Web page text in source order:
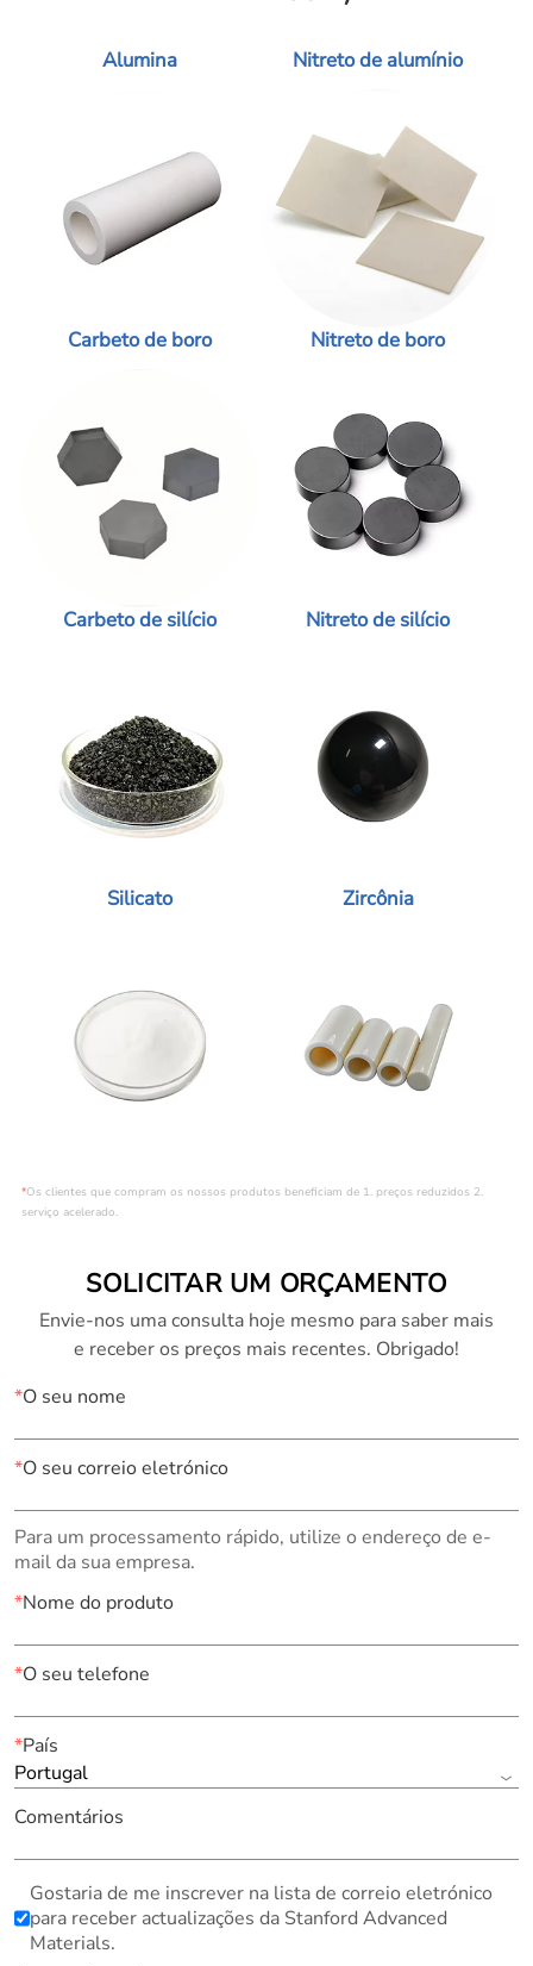
Alumina Nitreto de alumínio
Carbeto de boro Nitreto de boro
Carbeto de silício Nitreto de silício
Silicato Zircônia
*Os clientes que compram os nossos produtos beneficiam de 1. preços reduzidos 2.
serviço acelerado.
SOLICITAR UM ORÇAMENTO
Envie-nos uma consulta hoje mesmo para saber mais
e receber os preços mais recentes. Obrigado!
*O seu nome
*O seu correio eletrónico
Para um processamento rápido, utilize o endereço de e-
mail da sua empresa.
*Nome do produto
*O seu telefone
*País
Portugal
Comentários
Gostaria de me inscrever na lista de correio eletrónico
para receber actualizações da Stanford Advanced
Materials.